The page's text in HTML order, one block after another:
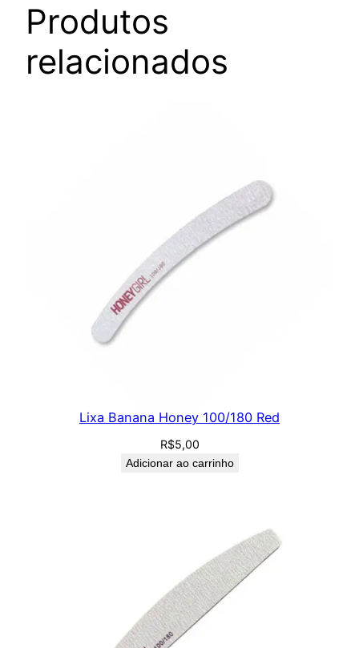
Produtos
relacionados
Lixa Banana Honey 100/180 Red
R$5,00
Adicionar ao carrinho